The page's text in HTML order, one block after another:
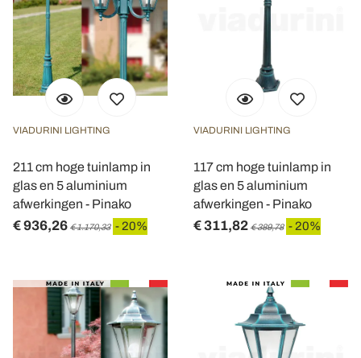
VIADURINI LIGHTING
211 cm hoge tuinlamp in
glas en 5 aluminium
afwerkingen - Pinako
€ 936,26 € 1.170,33 - 20%
VIADURINI LIGHTING
117 cm hoge tuinlamp in
glas en 5 aluminium
afwerkingen - Pinako
€ 311,82 € 389,78 - 20%